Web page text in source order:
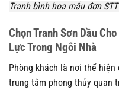
Tranh bình hoa mẫu đơn
Chọn Tranh Sơn Dầu
Lực Trong Ngôi Nhà
Phòng khách là nơi thể
trung tâm phong thủy quan